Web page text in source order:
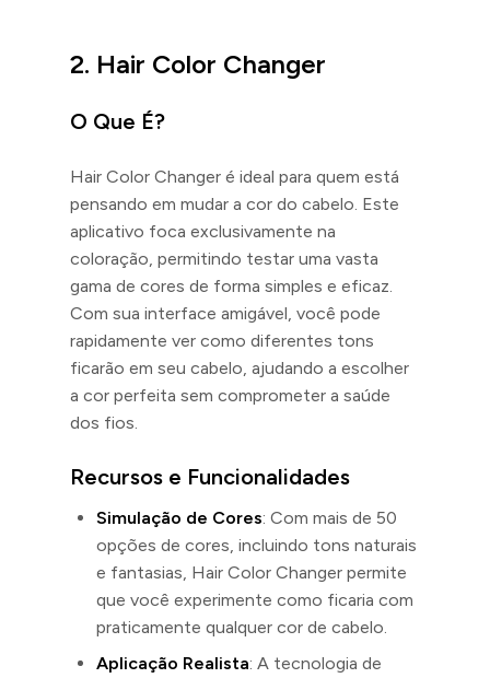
2. Hair Color Changer
O Que É?
Hair Color Changer é ideal para quem está
pensando em mudar a cor do cabelo. Este
aplicativo foca exclusivamente na
coloração, permitindo testar uma vasta
gama de cores de forma simples e eficaz.
Com sua interface amigável, você pode
rapidamente ver como diferentes tons
ficarão em seu cabelo, ajudando a escolher
a cor perfeita sem comprometer a saúde
dos fios.
Recursos e Funcionalidades
Simulação de Cores: Com mais de 50
opções de cores, incluindo tons naturais
e fantasias, Hair Color Changer permite
que você experimente como ficaria com
praticamente qualquer cor de cabelo.
Aplicação Realista: A tecnologia de